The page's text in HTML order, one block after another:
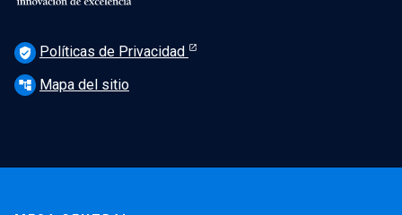
verified_user Políticas de Privacidad
account_tree Mapa del sitio